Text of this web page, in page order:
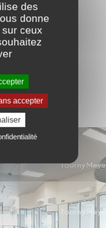
des
donne
ceux
accepter